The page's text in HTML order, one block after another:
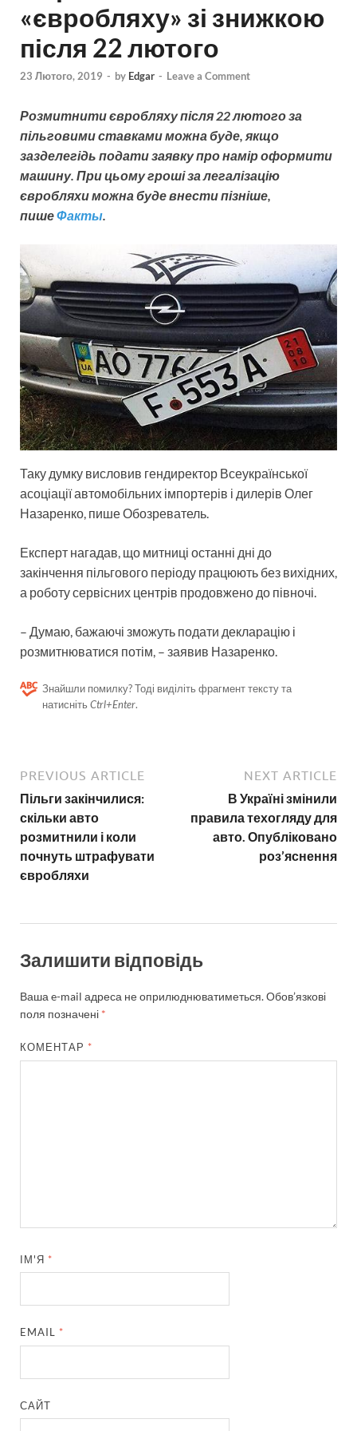
«євробляху» зі знижкою
після 22 лютого
23 Лютого, 2019 - by Edgar - Leave a Comment
Розмитнити євробляху після 22 лютого за
пільговими ставками можна буде, якщо
зазделегідь подати заявку про намір оформити
машину. При цьому гроші за легалізацію
євробляхи можна буде внести пізніше,
пишеФакты.
Таку думку висловив гендиректор Всеукраїнської
асоціації автомобільних імпортерів і дилерів Олег
Назаренко, пише Обозреватель.
Експерт нагадав, що митниці останні дні до
закінчення пільгового періоду працюють без вихідних,
а роботу сервісних центрів продовжено до півночі.
– Думаю, бажаючі зможуть подати декларацію і
розмитнюватися потім, – заявив Назаренко.
Знайшли помилку? Тоді виділіть фрагмент тексту та
натисніть Ctrl+Enter.
PREVIOUS ARTICLE
Пільги закінчилися:
скільки авто
розмитнили і коли
почнуть штрафувати
євробляхи
NEXT ARTICLE
В Україні змінили
правила техогляду для
авто. Опубліковано
роз’яснення
Залишити відповідь
Ваша e-mail адреса не оприлюднюватиметься.Обов’язкові
поля позначені *
КОМЕНТАР *
ІМ'Я *
EMAIL *
САЙТ